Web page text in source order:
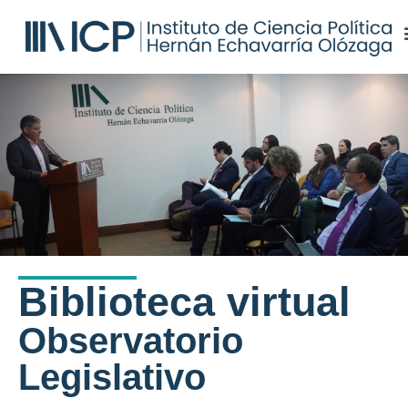
Biblioteca virtual
Observatorio
Legislativo